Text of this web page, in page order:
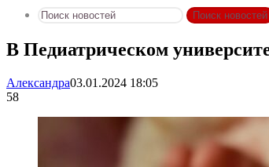
Поиск новостей
В Педиатрическом
Александра03.01.2024 18:05
58